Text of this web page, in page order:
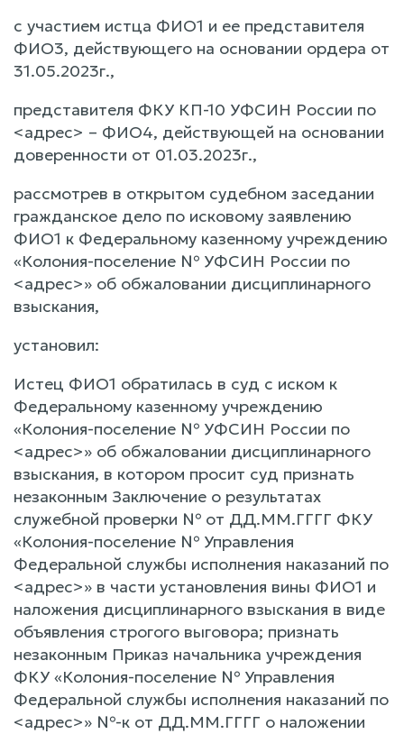
с участием истца ФИО1 и ее представителя
ФИО3, действующего на основании ордера от
31.05.2023г.,
представителя ФКУ КП-10 УФСИН России по
<адрес> – ФИО4, действующей на основании
доверенности от 01.03.2023г.,
рассмотрев в открытом судебном заседании
гражданское дело по исковому заявлению
ФИО1 к Федеральному казенному учреждению
«Колония-поселение № УФСИН России по
<адрес>» об обжаловании дисциплинарного
взыскания,
установил:
Истец ФИО1 обратилась в суд с иском к
Федеральному казенному учреждению
«Колония-поселение № УФСИН России по
<адрес>» об обжаловании дисциплинарного
взыскания, в котором просит суд признать
незаконным Заключение о результатах
служебной проверки № от ДД.ММ.ГГГГ ФКУ
«Колония-поселение № Управления
Федеральной службы исполнения наказаний по
<адрес>» в части установления вины ФИО1 и
наложения дисциплинарного взыскания в виде
объявления строгого выговора; признать
незаконным Приказ начальника учреждения
ФКУ «Колония-поселение № Управления
Федеральной службы исполнения наказаний по
<адрес>» №-к от ДД.ММ.ГГГГ о наложении